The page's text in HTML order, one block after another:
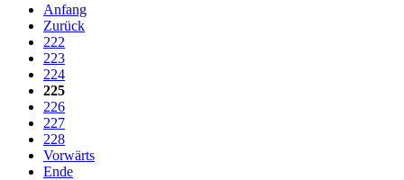
Anfang
Zurück
222
223
224
225
226
227
228
Vorwärts
Ende